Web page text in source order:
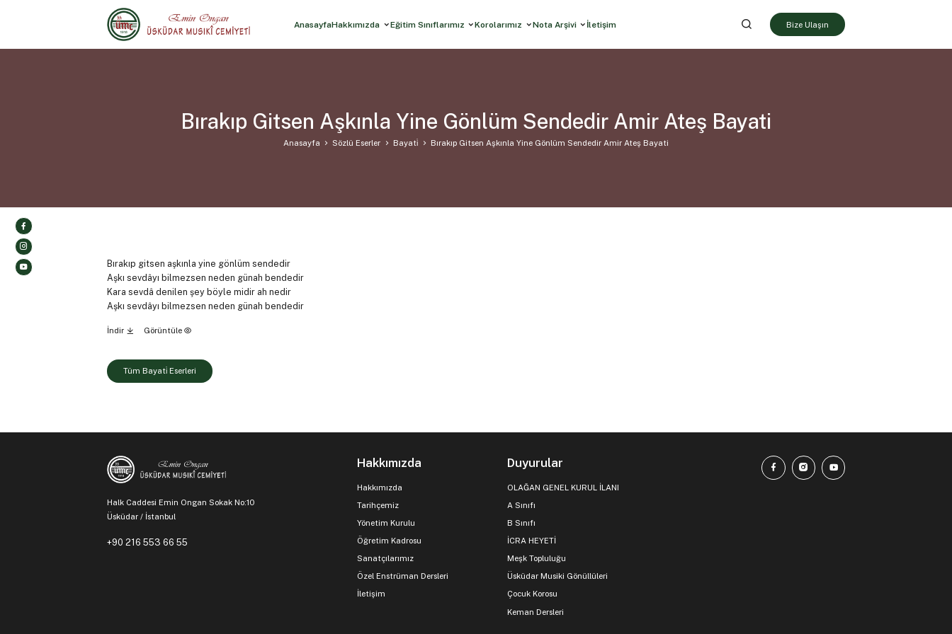
AnasayfaHakkımızda Eğitim Sınıflarımız Korolarımız Nota Arşivi İletişim Bize Ulaşın
Bırakıp Gitsen Aşkınla Yine Gönlüm Sendedir Amir Ateş Bayati
Anasayfa Sözlü Eserler Bayati̇ Bırakıp Gitsen Aşkınla Yine Gönlüm Sendedir Amir Ateş Bayati
Bırakıp gitsen aşkınla yine gönlüm sendedir
Aşkı sevdâyı bilmezsen neden günah bendedir
Kara sevdâ denilen şey böyle midir ah nedir
Aşkı sevdâyı bilmezsen neden günah bendedir
İndir Görüntüle
Tüm Bayati̇ Eserleri
Halk Caddesi Emin Ongan Sokak No:10
Üsküdar / İstanbul
+90 216 553 66 55
Hakkımızda
Hakkımızda
Tarihçemiz
Yönetim Kurulu
Öğretim Kadrosu
Sanatçılarımız
Özel Enstrüman Dersleri
İletişim
Duyurular
OLAĞAN GENEL KURUL İLANI
A Sınıfı
B Sınıfı
İCRA HEYETİ
Meşk Topluluğu
Üsküdar Musiki Gönüllüleri
Çocuk Korosu
Keman Dersleri